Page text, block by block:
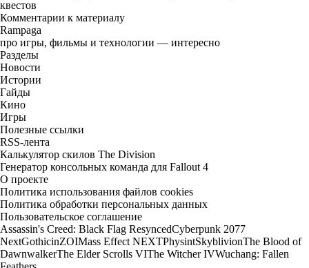
квестов
Комментарии к материалу
Rampaga
про игры, фильмы и технологии — интересно
Разделы
Новости
Истории
Гайды
Кино
Игры
Полезные ссылки
RSS-лента
Калькулятор скилов The Division
Генератор консольных команда для Fallout 4
О проекте
Политика использования файлов cookies
Политика обработки персональных данных
Пользовательское соглашение
Assassin's Creed: Black Flag ResyncedCyberpunk 2077
NextGothicinZOIMass Effect NEXTPhysintSkyblivionThe Blood of
DawnwalkerThe Elder Scrolls VIThe Witcher IVWuchang: Fallen